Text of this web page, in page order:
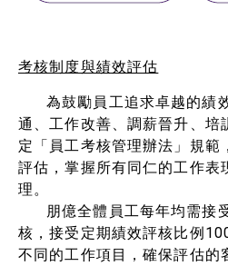
考核制度與績效評估
為鼓勵員工追求卓越的績
通、工作改善、調薪晉升、培
定「員工考核管理辦法」規範
評估，掌握所有同仁的工作表
理。
朋億全體員工每年均需接
核，接受定期績效評核比例
不同的工作項目，確保評估的